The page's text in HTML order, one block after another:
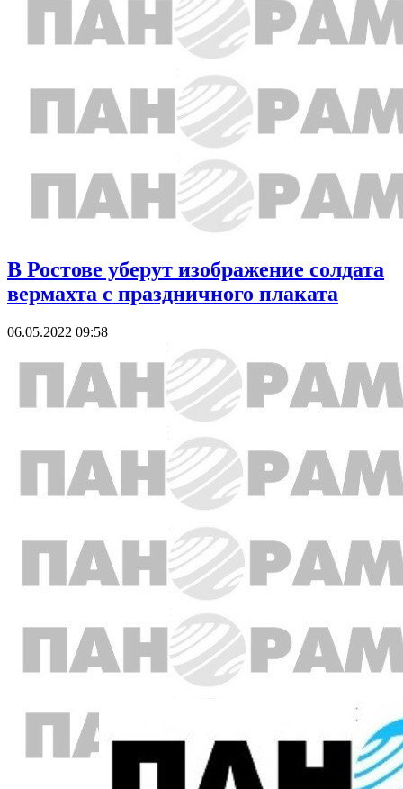
В Ростове уберут изображение солдата
вермахта с праздничного плаката
06.05.2022 09:58